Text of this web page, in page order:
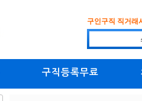
구인구직 직거래
구직등록무료